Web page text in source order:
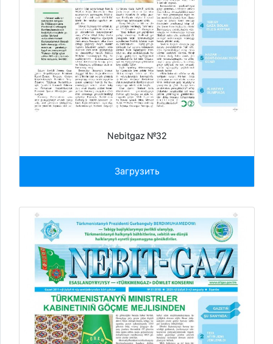
Nebitgaz №32
Загрузить